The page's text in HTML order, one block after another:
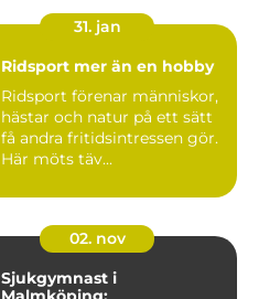
31. jan
Ridsport mer än en hobby
Ridsport förenar människor,
hästar och natur på ett sätt
få andra fritidsintressen gör.
Här möts täv...
02. nov
Sjukgymnast i